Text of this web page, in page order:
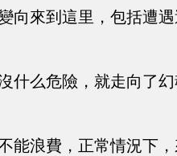
向來到這里，包括遭
什么危險，就走向了
能浪費，正常情況下